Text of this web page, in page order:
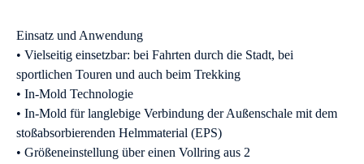
Einsatz und Anwendung
• Vielseitig einsetzbar: bei Fahrten durch die Stadt, bei
sportlichen Touren und auch beim Trekking
• In-Mold Technologie
• In-Mold für langlebige Verbindung der Außenschale mit dem
stoßabsorbierenden Helmmaterial (EPS)
• Größeneinstellung über einen Vollring aus 2